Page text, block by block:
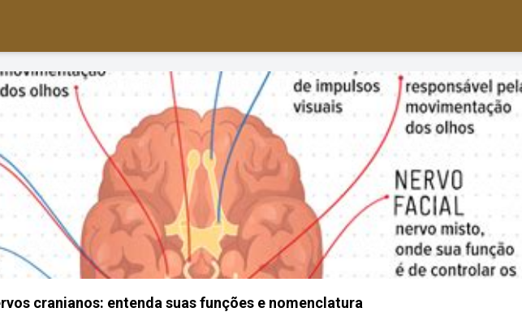
cranianos: entenda suas funções e nomenclatura